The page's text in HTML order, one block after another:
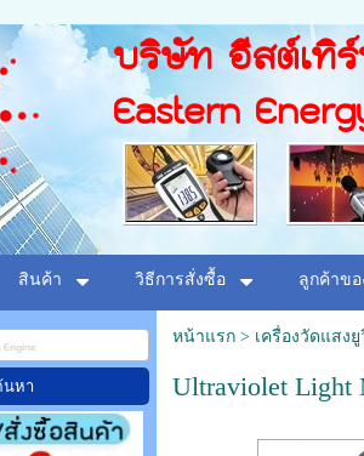
บริษัท อีสต์เทิ
Eastern
สินค้า วิธีการสั่งซื้อ ลูกค้าขอ
หน้าแรก> เครื่องวัดแสงยู
Ultraviolet